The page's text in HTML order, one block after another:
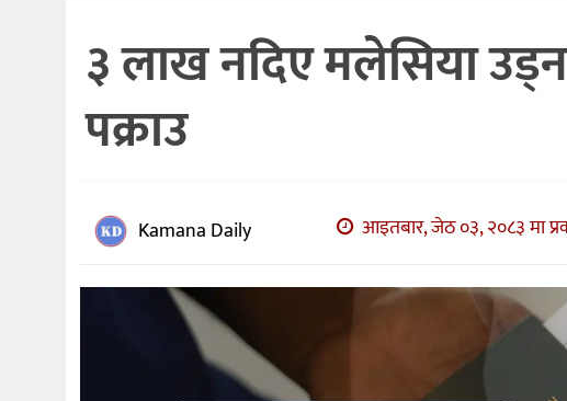
बाणिज्य
सिफारिस
३ लाख नदिए मलेसिया
पक्राउ
Kamana Daily आइतबार, जेठ ०३, २०८३ मा